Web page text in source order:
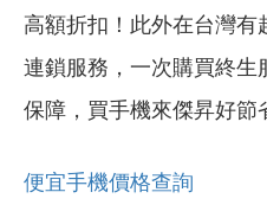
高額折扣！此外在台灣有
連鎖服務，一次購買終生
保障，買手機來傑昇好節
便宜手機價格查詢